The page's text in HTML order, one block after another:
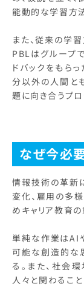
能動的な学習方
また、従来の学
PBLはグループ
ドバックをもら
分以外の人間と
題に向き合うプ
なぜ今必
情報技術の革新
変化、雇用の多
めキャリア教育
単純な作業はAI
可能な創造的な
る。また、社会
人々と関わること